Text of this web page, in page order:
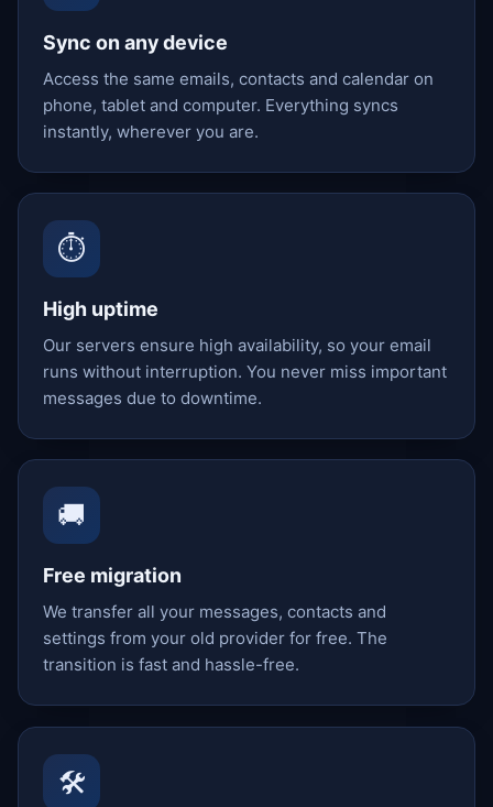
Sync on any device
Access the same emails, contacts and calendar on
phone, tablet and computer. Everything syncs
instantly, wherever you are.
⏱️
High uptime
Our servers ensure high availability, so your email
runs without interruption. You never miss important
messages due to downtime.
🚚
Free migration
We transfer all your messages, contacts and
settings from your old provider for free. The
transition is fast and hassle-free.
🛠️